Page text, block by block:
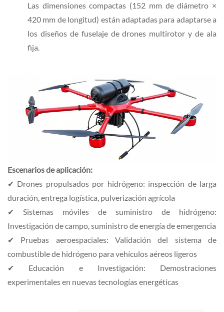
Las dimensiones compactas (152 mm de diámetro ×
420 mm de longitud) están adaptadas para adaptarse a
los diseños de fuselaje de drones multirotor y de ala
fija.
Escenarios de aplicación:
✔ Drones propulsados ​​por hidrógeno: inspección de larga
duración, entrega logística, pulverización agrícola
✔ Sistemas móviles de suministro de hidrógeno:
Investigación de campo, suministro de energía de emergencia
✔ Pruebas aeroespaciales: Validación del sistema de
combustible de hidrógeno para vehículos aéreos ligeros
✔ Educación e Investigación: Demostraciones
experimentales en nuevas tecnologías energéticas